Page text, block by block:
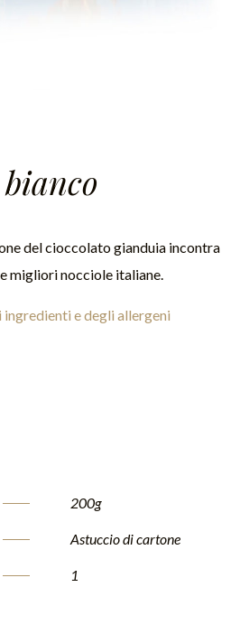
del cioccolato gianduia incontra
migliori nocciole italiane.
ingredienti e degli allergeni
200g
Astuccio di cartone
1